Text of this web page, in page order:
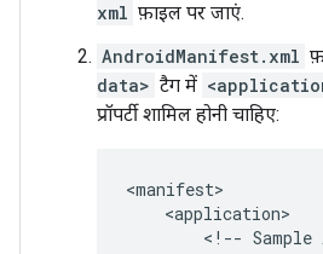
xml फ़ाइल पर जाएं.
AndroidManifest.xml
data> टैग में
प्रॉपर्टी शामिल होनी चाहिए:
<!-- Sample